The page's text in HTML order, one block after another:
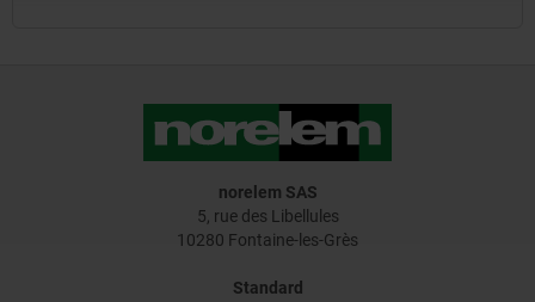
norelem SAS
5, rue des Libellules
10280 Fontaine-les-Grès
Standard